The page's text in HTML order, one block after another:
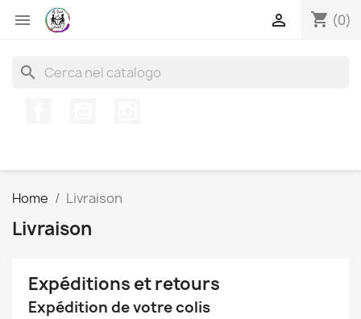
 shopping_cart (0)

search
Home Livraison
Livraison
Expéditions et retours
Expédition de votre colis